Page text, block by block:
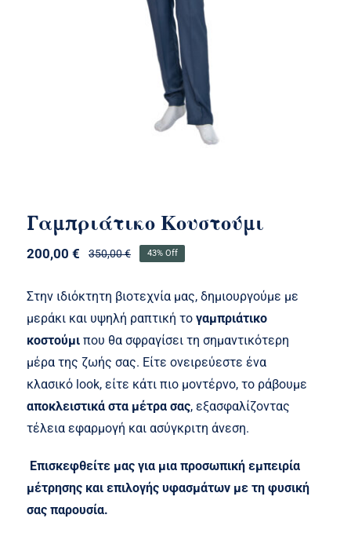
Γαμπριάτικο Κουστούμι
350,00€Original
was:
350,00 €.
200,00€
Η
τιμή
είναι:
200,00 €.
43% Off
Στην ιδιόκτητη βιοτεχνία μας, δημιουργούμε με
μεράκι και υψηλή ραπτική τογαμπριάτικο
κοστούμι που θα σφραγίσει τη σημαντικότερη
μέρα της ζωής σας. Είτε ονειρεύεστε ένα
κλασικό look, είτε κάτι πιο μοντέρνο, το ράβουμε
αποκλειστικά στα μέτρα σας, εξασφαλίζοντας
τέλεια εφαρμογή και ασύγκριτη άνεση.
Επισκεφθείτε μας για μια προσωπική εμπειρία
μέτρησης και επιλογής υφασμάτων με τη φυσική
σας παρουσία.